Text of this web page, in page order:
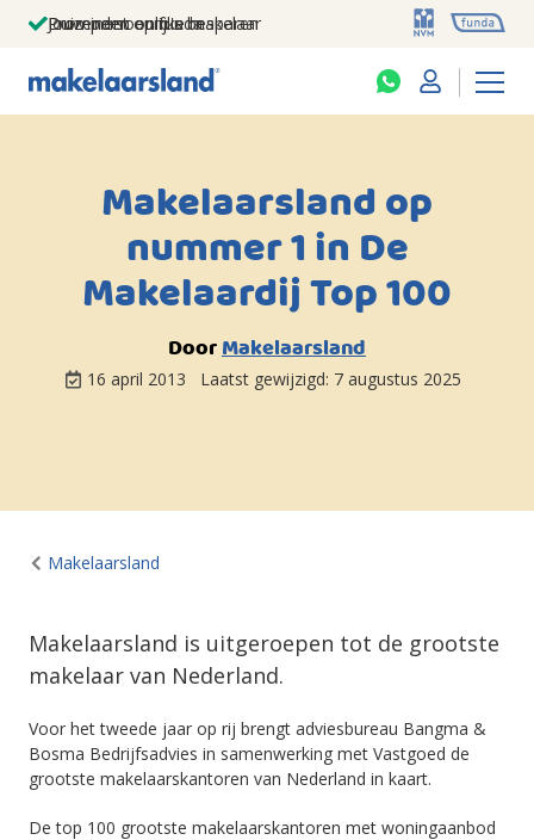
Jouw persoonlijke makelaar
Duizenden euro's besparen
Prominent op funda
Makelaarsland op
nummer 1 in De
Makelaardij Top 100
DoorMakelaarsland
16 april 2013 Laatst gewijzigd: 7 augustus 2025
Makelaarsland
Makelaarsland is uitgeroepen tot de grootste
makelaar van Nederland.
Voor het tweede jaar op rij brengt adviesbureau Bangma &
Bosma Bedrijfsadvies in samenwerking met Vastgoed de
grootste makelaarskantoren van Nederland in kaart.
De top 100 grootste makelaarskantoren met woningaanbod